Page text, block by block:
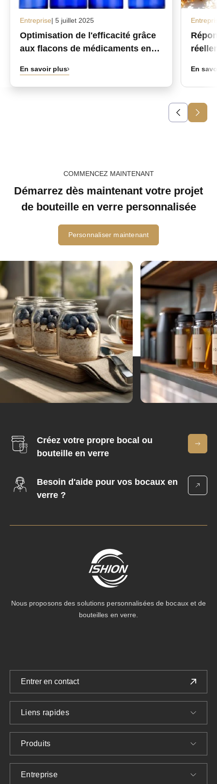
Entreprise| 5 juillet 2025
Optimisation de l'efficacité grâce
aux flacons de médicaments en
En savoir plus En
COMMENCEZ MAINTENANT
Démarrez dès maintenant votre projet
de bouteille en verre personnalisée
Personnaliser maintenant
Créez votre propre bocal ou
bouteille en verre
Besoin d'aide pour vos bocaux en
verre ?
Nous proposons des solutions personnalisées de bocaux et de
bouteilles en verre.
Entrer en contact
Liens rapides
Produits
Entreprise